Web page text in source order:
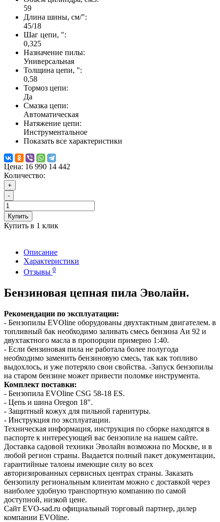
59
Длина шины, см/":
45/18
Шаг цепи, ":
0,325
Назначение пилы:
Универсальная
Толщина цепи, ":
0,58
Тормоз цепи:
Да
Смазка цепи:
Автоматическая
Натяжение цепи:
Инструментальное
Показать все характеристики
Цена: 16 990 14 442
Количество:
+
-
Купить
Купить в 1 клик
Описание
Характеристики
Отзывы 0
Бензиновая цепная пила Эволайн.
Рекомендации по эксплуатации:
- Бензопилы EVOline оборудованы двухтактным двигателем. в
топливный бак необходимо заливать смесь бензина Аи 92 и
двухтактного масла в пропорции примерно 1:40.
- Если бензиновая пила не работала более полугода
необходимо заменить бензиновую смесь, так как топливо
выдохлось, и уже потеряло свои свойства. -Запуск бензопилы
на старом бензине может привести поломке инструмента.
Комплект поставки:
- Бензопила EVOline CSG 58-18 ES.
- Цепь и шина Oregon 18".
- Защитный кожух для пильной гарнитуры.
- Инструкция по эксплуатации.
Техническая информация, инструкция по сборке находятся в
паспорте к интересующей вас бензопиле на нашем сайте.
Доставка садовой техники Эволайн возможна по Москве, и в
любой регион страны. Выдается полный пакет документации,
гарантийные талоны имеющие силу во всех
авторизированных сервисных центрах страны. Заказать
бензопилу региональным клиентам можно с доставкой через
наиболее удобную транспортную компанию по самой
доступной, низкой цене.
Сайт EVO-sad.ru официальный торговый партнер, дилер
компании EVOline.